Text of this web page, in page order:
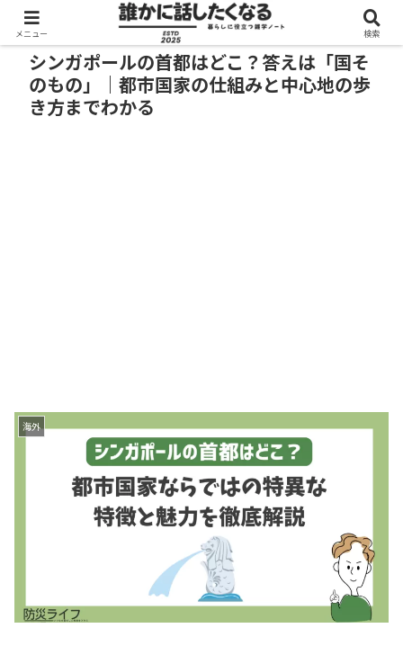
シンガポールの首都はどこ？答えは「国そ
のもの」｜都市国家の仕組みと中心地の歩
き方までわかる
海外
メニュー 検索